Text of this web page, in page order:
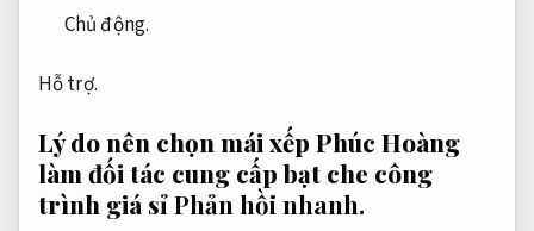
Chủ động.
Hỗ trợ.
Lý do nên chọn mái xếp Phúc Hoàng
làm đối tác cung cấp bạt che công
trình giá sỉPhản hồi nhanh.